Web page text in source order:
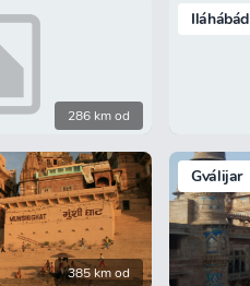
286 km od
Iláhábád
385 km od
Gválijar